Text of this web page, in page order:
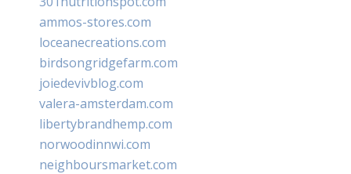
ammos-stores.com
loceanecreations.com
birdsongridgefarm.com
joiedevivblog.com
valera-amsterdam.com
libertybrandhemp.com
norwoodinnwi.com
neighboursmarket.com